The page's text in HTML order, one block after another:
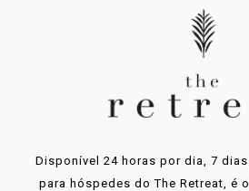
Disponível 24 horas por dia, 7
para hóspedes do The Retreat, é